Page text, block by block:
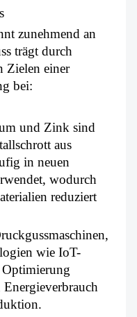
zunehmend an
trägt durch
Zielen einer
bei:
und Zink sind
aus
in neuen
wodurch
reduziert
wie IoT-
Optimierung